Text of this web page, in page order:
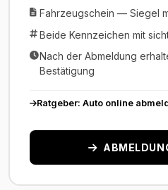
Fahrzeugschein — Siegel
Beide Kennzeichen mit
Nach der Abmeldung
Bestätigung
Ratgeber: Auto online